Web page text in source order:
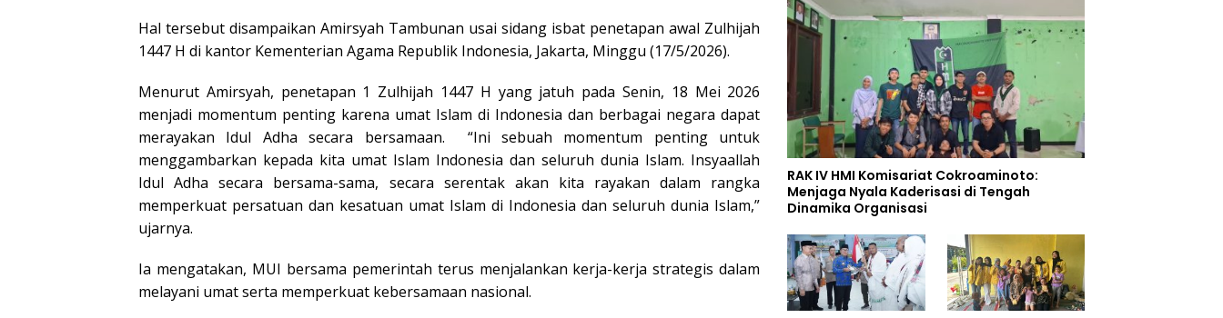
Hal tersebut disampaikan Amirsyah Tambunan usai sidang isbat penetapan awal Zulhijah
1447 H di kantor Kementerian Agama Republik Indonesia, Jakarta, Minggu (17/5/2026).
Menurut Amirsyah, penetapan 1 Zulhijah 1447 H yang jatuh pada Senin, 18 Mei 2026
menjadi momentum penting karena umat Islam di Indonesia dan berbagai negara dapat
merayakan Idul Adha secara bersamaan. “Ini sebuah momentum penting untuk
menggambarkan kepada kita umat Islam Indonesia dan seluruh dunia Islam. Insyaallah
Idul Adha secara bersama-sama, secara serentak akan kita rayakan dalam rangka
memperkuat persatuan dan kesatuan umat Islam di Indonesia dan seluruh dunia Islam,”
ujarnya.
Ia mengatakan, MUI bersama pemerintah terus menjalankan kerja-kerja strategis dalam
melayani umat serta memperkuat kebersamaan nasional.
RAK IV HMI Komisariat Cokroaminoto:
Menjaga Nyala Kaderisasi di Tengah
Dinamika Organisasi